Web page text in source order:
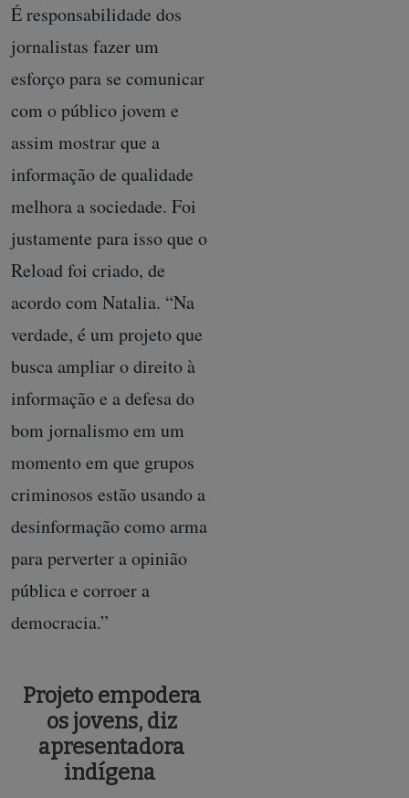
É responsabilidade dos
jornalistas fazer um
esforço para se comunicar
com o público jovem e
assim mostrar que a
informação de qualidade
melhora a sociedade. Foi
justamente para isso que o
Reload foi criado, de
acordo com Natalia. “Na
verdade, é um projeto que
busca ampliar o direito à
informação e a defesa do
bom jornalismo em um
momento em que grupos
criminosos estão usando a
desinformação como arma
para perverter a opinião
pública e corroer a
democracia.”
Projeto empodera
os jovens, diz
apresentadora
indígena